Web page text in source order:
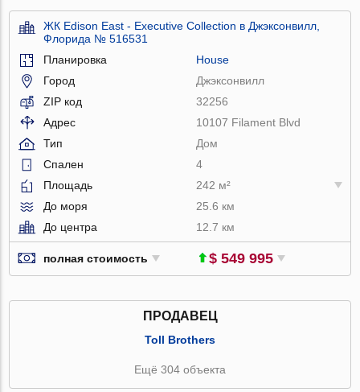
ЖК Edison East - Executive Collection в Джэксонвилл,
Флорида № 516531
Планировка
House
Город
Джэксонвилл
ZIP код
32256
Адрес
10107 Filament Blvd
Тип
Дом
Спален
4
Площадь
242 м²
До моря
25.6 км
До центра
12.7 км
полная стоимость $ 549 995
ПРОДАВЕЦ
Toll Brothers
Ещё 304 объекта